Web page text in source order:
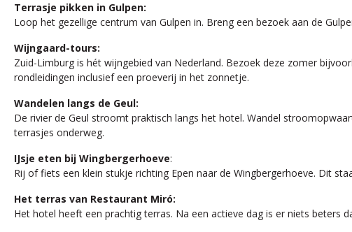
Terrasje pikken in Gulpen:
Loop het gezellige centrum van Gulpen in. Breng een bezoek aan de
Wijngaard-tours:
Zuid-Limburg is hét wijngebied van Nederland. Bezoek deze zomer
rondleidingen inclusief een proeverij in het zonnetje.
Wandelen langs de Geul:
De rivier de Geul stroomt praktisch langs het hotel. Wandel
terrasjes onderweg.
IJsje eten bij Wingbergerhoeve:
Rij of fiets een klein stukje richting Epen naar de Wingbergerhoeve. Dit
Het terras van Restaurant Miró:
Het hotel heeft een prachtig terras. Na een actieve dag is er niets beters